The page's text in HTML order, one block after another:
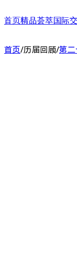
首页精品荟萃
舞台演出
展/博览
国际
国际演
国际对
首页/历届回顾/第二